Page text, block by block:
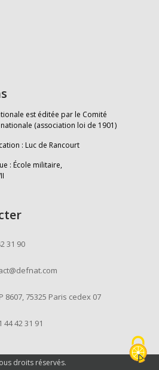
est éditée par le Comité
(association loi de 1901)
: Luc de Rancourt
: École militaire,
31 90
8607, 75325 Paris cedex 07
44 42 31 91
droits réservés.